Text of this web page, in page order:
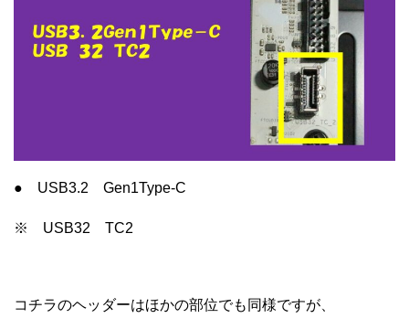
● USB3.2 Gen1Type-C
※ USB32 TC2
コチラのヘッダーはほかの部位でも同様ですが、